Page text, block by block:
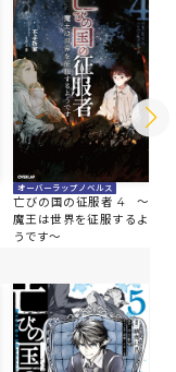
オーバーラップノベルス
亡びの国の征服者 4 ～
魔王は世界を征服するよ
うです～